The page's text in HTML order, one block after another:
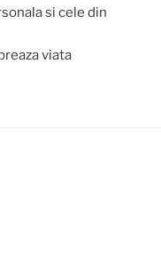
si cele din
viata